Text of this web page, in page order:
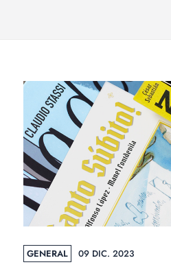
GENERAL 09 DIC. 2023